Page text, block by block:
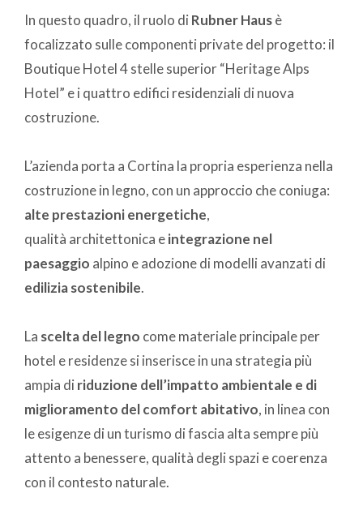
In questo quadro, il ruolo di Rubner Hausè
focalizzato sulle componenti private del progetto: il
Boutique Hotel 4 stelle superior “Heritage Alps
Hotel” e i quattro edifici residenziali di nuova
costruzione.
L’azienda porta a Cortina la propria esperienza nella
costruzione in legno, con un approccio che coniuga:
alte prestazioni energetiche,
qualità architettonica eintegrazione nel
paesaggio alpino e adozione di modelli avanzati di
edilizia sostenibile.
La scelta del legno come materiale principale per
hotel e residenze si inserisce in una strategia più
ampia di riduzione dell’impatto ambientale e di
miglioramento del comfort abitativo, in linea con
le esigenze di un turismo di fascia alta sempre più
attento a benessere, qualità degli spazi e coerenza
con il contesto naturale.